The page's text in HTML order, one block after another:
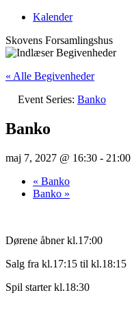
Kalender
Skovens Forsamlingshus
« Alle Begivenheder
Event Series: Banko
Banko
maj 7, 2027 @ 16:30 - 21:00
« Banko
Banko »
Dørene åbner kl.17:00
Salg fra kl.17:15 til kl.18:15
Spil starter kl.18:30